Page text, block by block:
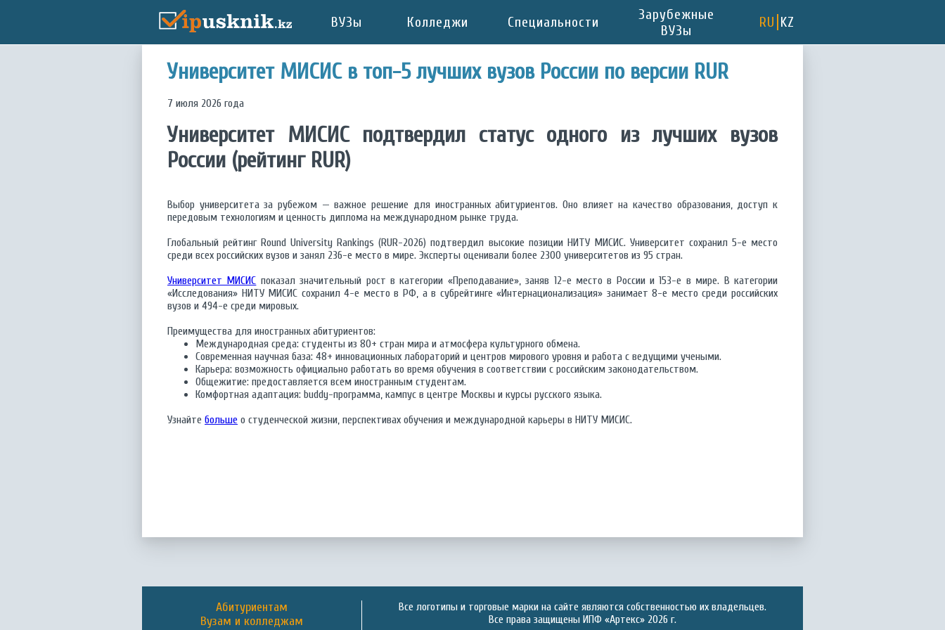
ВУЗы Колледжи Специальности
Зарубежные
ВУЗы
RU KZ
Университет МИСИС в топ-5 лучших вузов России по версии RUR
7 июля 2026 года
Университет МИСИС подтвердил статус одного из лучших вузов
России (рейтинг RUR)
Выбор университета за рубежом — важное решение для иностранных абитуриентов. Оно влияет на качество образования, доступ к
передовым технологиям и ценность диплома на международном рынке труда.
Глобальный рейтинг Round University Rankings (RUR-2026) подтвердил высокие позиции НИТУ МИСИС. Университет сохранил 5-е место
среди всех российских вузов и занял 236-е место в мире. Эксперты оценивали более 2300 университетов из 95 стран.
Университет МИСИС показал значительный рост в категории «Преподавание», заняв 12-е место в России и 153-е в мире. В категории
«Исследования» НИТУ МИСИС сохранил 4-е место в РФ, а в субрейтинге «Интернационализация» занимает 8-е место среди российских
вузов и 494-е среди мировых.
Преимущества для иностранных абитуриентов:
Международная среда: студенты из 80+ стран мира и атмосфера культурного обмена.
Современная научная база: 48+ инновационных лабораторий и центров мирового уровня и работа с ведущими учеными.
Карьера: возможность официально работать во время обучения в соответствии с российским законодательством.
Общежитие: предоставляется всем иностранным студентам.
Комфортная адаптация: buddy-программа, кампус в центре Москвы и курсы русского языка.
Узнайте больше о студенческой жизни, перспективах обучения и международной карьеры в НИТУ МИСИС.
Абитуриентам
Вузам и колледжам
Все логотипы и торговые марки на сайте являются собственностью их владельцев.
Все права защищены ИПФ «Артекс» 2026 г.